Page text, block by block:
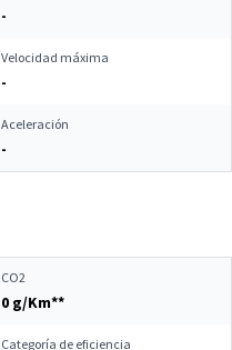
-
Velocidad máxima
-
Aceleración
-
CO2
0 g/Km**
Categoría de eficiencia